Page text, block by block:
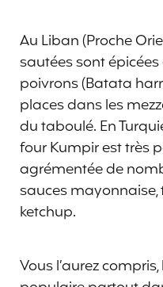
Au Liban (Proche
sautées sont
poivrons (Batata
places dans les
du taboulé. En
four Kumpir est très
agrémentée de
sauces mayonnaise,
ketchup.
Vous l’aurez